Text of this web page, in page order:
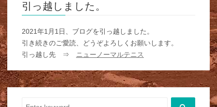
引っ越しました。
2021年1月1日、ブログを引っ越しました。
引き続きのご愛読、どうぞよろしくお願いします。
引っ越し先 ⇒
ニューノーマルテニス